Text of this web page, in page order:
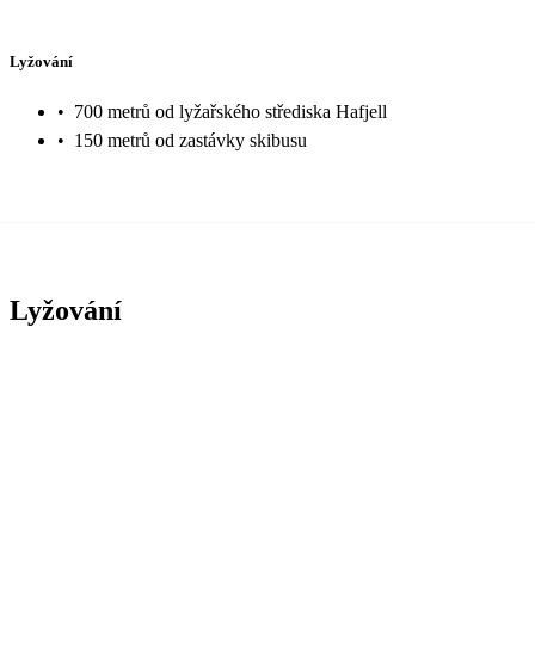
Lyžování
• 700 metrů od lyžařského střediska Hafjell
• 150 metrů od zastávky skibusu
Lyžování